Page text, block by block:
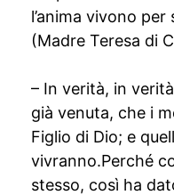
l’anima vivono
(Madre Teresa di
– In verità, in
già venuta, che i
Figlio di Dio; e
vivranno.Perché
stesso, così ha